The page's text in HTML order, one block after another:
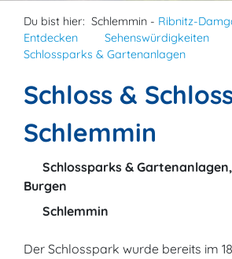
Du bist hier: Schlemmin - Ribnitz-
Entdecken
Sehenswürdigkeiten
Schlossparks & Gartenanlagen
Schloss &
Schlemmin
Schlossparks &
Burgen
Schlemmin
Der Schlosspark wurde bereits im